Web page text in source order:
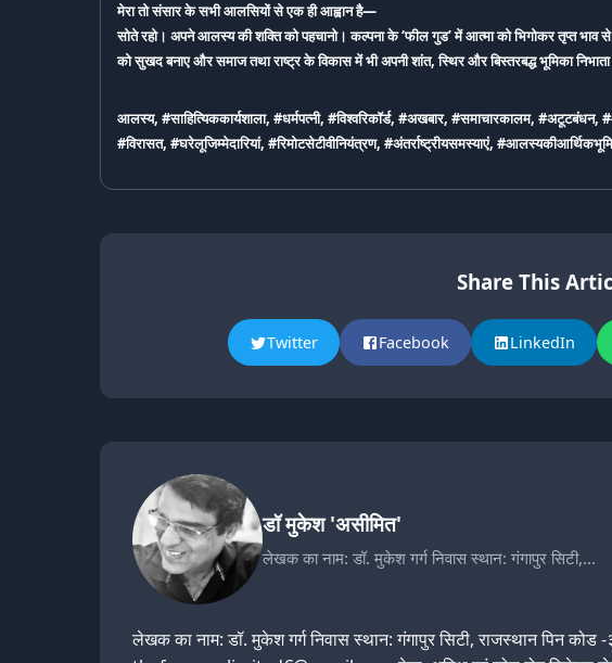
मेरा तो संसार के सभी आलसियों से एक ही आह्वान है—
सोते रहो। अपने आलस्य की शक्ति को पहचानो। कल्पना के ‘फील गुड’ में आत्मा को भिगोकर तृप्त
को सुखद बनाए और समाज तथा राष्ट्र के विकास में भी अपनी शांत, स्थिर और बिस्तरबद्ध भूमिका
आलस्य, #साहित्यिककार्यशाला, #धर्मपत्नी, #विश्वरिकॉर्ड, #अखबार, #समाचारकालम,
#विरासत, #घरेलूजिम्मेदारियां, #रिमोटसेटीवीनियंत्रण, #अंतर्राष्ट्रीयसमस्याएं,
Share This
Twitter Facebook LinkedIn
डॉ मुकेश 'असीमित'
लेखक का नाम: डॉ. मुकेश गर्ग निवास स्थान: गंगापुर सिटी,…
लेखक का नाम: डॉ. मुकेश गर्ग निवास स्थान: गंगापुर सिटी, राजस्थान पिन